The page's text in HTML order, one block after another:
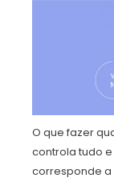
O que fazer
controla tudo
corresponde a